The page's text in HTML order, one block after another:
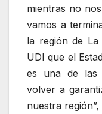
mientras no
vamos a
la región de La
UDI que el
es una de las
volver a
nuestra región”,